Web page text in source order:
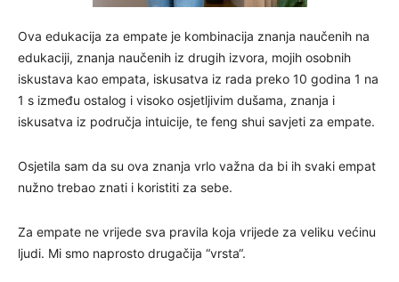
Ova edukacija za empate je kombinacija znanja naučenih na
edukaciji, znanja naučenih iz drugih izvora, mojih osobnih
iskustava kao empata, iskusatva iz rada preko 10 godina 1 na
1 s između ostalog i visoko osjetljivim dušama, znanja i
iskusatva iz područja intuicije, te feng shui savjeti za empate.
Osjetila sam da su ova znanja vrlo važna da bi ih svaki empat
nužno trebao znati i koristiti za sebe.
Za empate ne vrijede sva pravila koja vrijede za veliku većinu
ljudi. Mi smo naprosto drugačija “vrsta“.